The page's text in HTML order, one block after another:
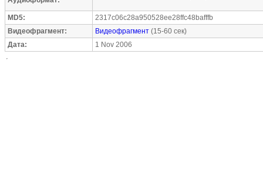
MD5:
2317c06c28a950528ee28ffc48bafffb
Видеофрагмент:
Видеофрагмент (15-60 сек)
Дата:
1 Nov 2006